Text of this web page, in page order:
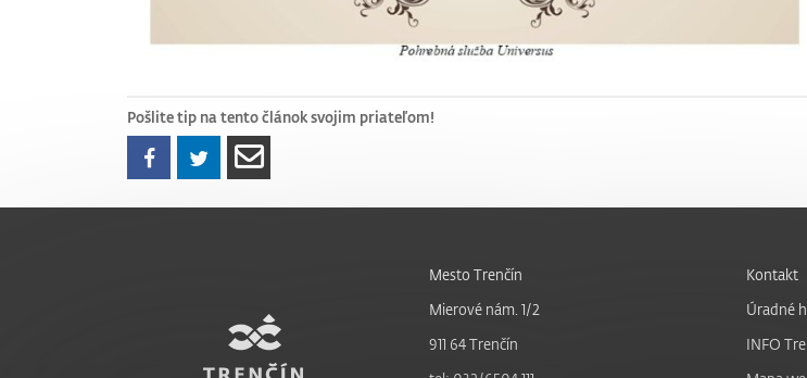
Pošlite tip na tento článok svojim priateľom!
Mesto Trenčín
Mierové nám. 1/2
911 64 Trenčín
Kontakt
Úradné
INFO